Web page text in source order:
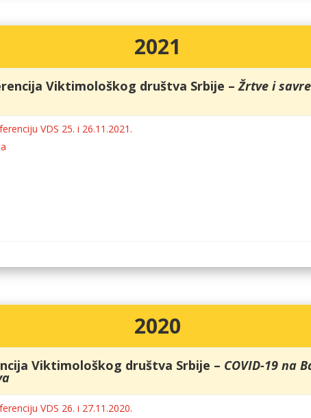
2021
Viktimološkog društva Srbije – Žrtve i
VDS 25. i 26.11.2021.
2020
Viktimološkog društva Srbije – COVID-19 na
VDS 26. i 27.11.2020.